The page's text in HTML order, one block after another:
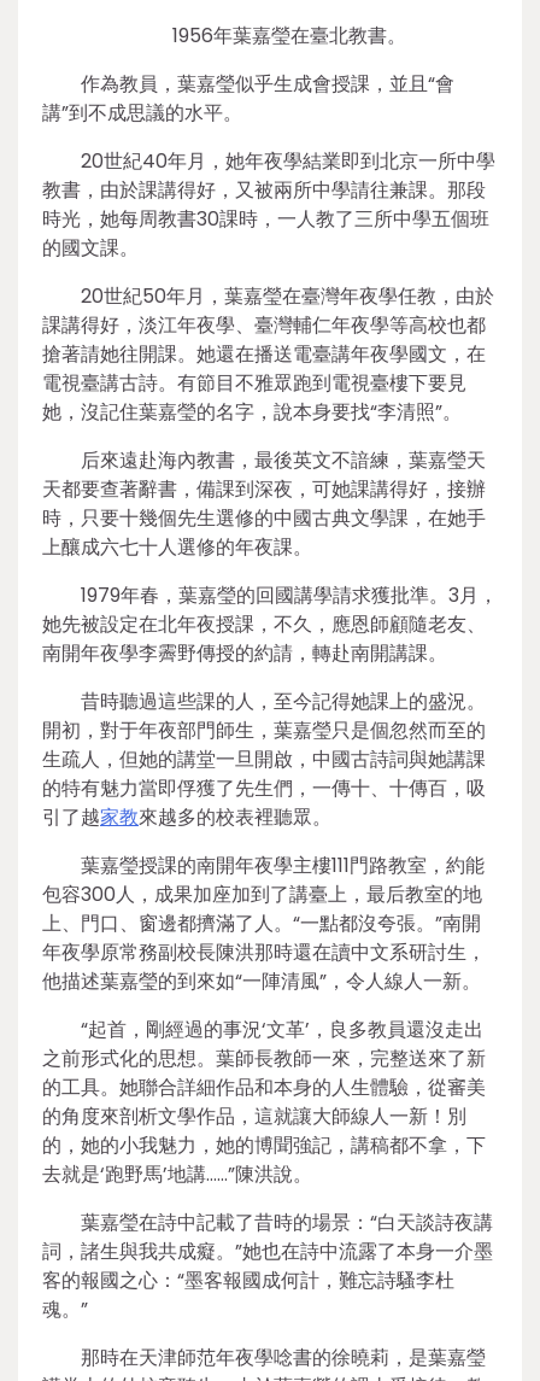
1956年葉嘉瑩在臺北教書。
作為教員，葉嘉瑩似乎生成會授課，並且“會
講”到不成思議的水平。
20世紀40年月，她年夜學結業即到北京一所中學
教書，由於課講得好，又被兩所中學請往兼課。那段
時光，她每周教書30課時，一人教了三所中學五個班
的國文課。
20世紀50年月，葉嘉瑩在臺灣年夜學任教，由於
課講得好，淡江年夜學、臺灣輔仁年夜學等高校也都
搶著請她往開課。她還在播送電臺講年夜學國文，在
電視臺講古詩。有節目不雅眾跑到電視臺樓下要見
她，沒記住葉嘉瑩的名字，說本身要找“李清照”。
后來遠赴海內教書，最後英文不諳練，葉嘉瑩天
天都要查著辭書，備課到深夜，可她課講得好，接辦
時，只要十幾個先生選修的中國古典文學課，在她手
上釀成六七十人選修的年夜課。
1979年春，葉嘉瑩的回國講學請求獲批準。3月，
她先被設定在北年夜授課，不久，應恩師顧隨老友、
南開年夜學李霽野傳授的約請，轉赴南開講課。
昔時聽過這些課的人，至今記得她課上的盛況。
開初，對于年夜部門師生，葉嘉瑩只是個忽然而至的
生疏人，但她的講堂一旦開啟，中國古詩詞與她講課
的特有魅力當即俘獲了先生們，一傳十、十傳百，吸
引了越家教來越多的校表裡聽眾。
葉嘉瑩授課的南開年夜學主樓111門路教室，約能
包容300人，成果加座加到了講臺上，最后教室的地
上、門口、窗邊都擠滿了人。“一點都沒夸張。”南開
年夜學原常務副校長陳洪那時還在讀中文系研討生，
他描述葉嘉瑩的到來如“一陣清風”，令人線人一新。
“起首，剛經過的事況‘文革’，良多教員還沒走出
之前形式化的思想。葉師長教師一來，完整送來了新
的工具。她聯合詳細作品和本身的人生體驗，從審美
的角度來剖析文學作品，這就讓大師線人一新！別
的，她的小我魅力，她的博聞強記，講稿都不拿，下
去就是‘跑野馬’地講……”陳洪說。
葉嘉瑩在詩中記載了昔時的場景：“白天談詩夜講
詞，諸生與我共成癡。”她也在詩中流露了本身一介墨
客的報國之心：“墨客報國成何計，難忘詩騷李杜
魂。”
那時在天津師范年夜學唸書的徐曉莉，是葉嘉瑩